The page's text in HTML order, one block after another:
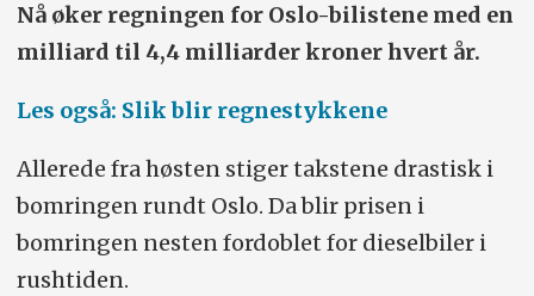
Nå øker regningen for Oslo-bilistene med en
milliard til 4,4 milliarder kroner hvert år.
Les også: Slik blir regnestykkene
Allerede fra høsten stiger takstene drastisk i
bomringen rundt Oslo. Da blir prisen i
bomringen nesten fordoblet for dieselbiler i
rushtiden.